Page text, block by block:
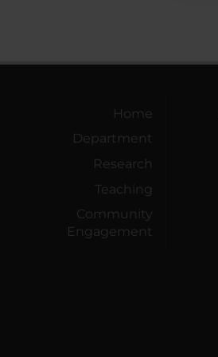
Home
Department
Research
Teaching
Community
Engagement